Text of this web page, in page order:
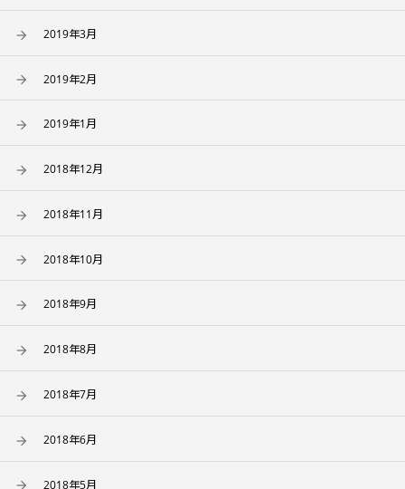
2019年3月
2019年2月
2019年1月
2018年12月
2018年11月
2018年10月
2018年9月
2018年8月
2018年7月
2018年6月
2018年5月